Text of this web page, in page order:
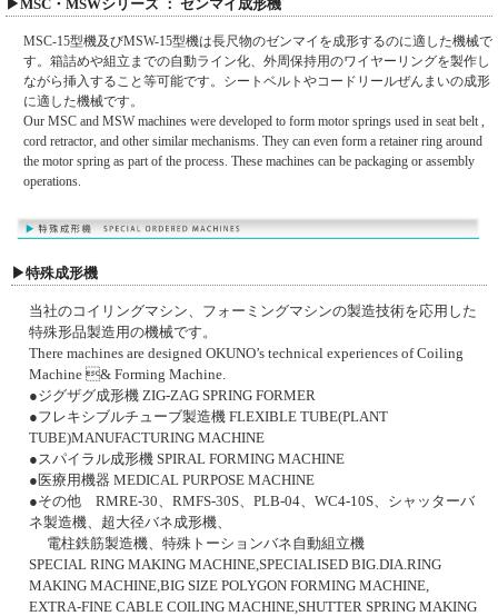
▶MSC・MSWシリーズ ： ゼンマイ成形機
MSC-15型機及びMSW-15型機は長尺物のゼンマイを成形するのに適した機械で
す。箱詰めや組立までの自動ライン化、外周保持用のワイヤーリングを製作し
ながら挿入すること等可能です。シートベルトやコードリールぜんまいの成形
に適した機械です。
Our MSC and MSW machines were developed to form motor springs used in seat belt ,
cord retractor, and other similar mechanisms. They can even form a retainer ring around
the motor spring as part of the process. These machines can be packaging or assembly
operations.
▶特殊成形機
当社のコイリングマシン、フォーミングマシンの製造技術を応用した
特殊形品製造用の機械です。
There machines are designed OKUNO’s technical experiences of Coiling
Machine & Forming Machine.
●ジグザグ成形機 ZIG-ZAG SPRING FORMER
●フレキシブルチューブ製造機 FLEXIBLE TUBE(PLANT
TUBE)MANUFACTURING MACHINE
●スパイラル成形機 SPIRAL FORMING MACHINE
●医療用機器 MEDICAL PURPOSE MACHINE
●その他 RMRE-30、RMFS-30S、PLB-04、WC4-10S、シャッターバ
ネ製造機、超大径バネ成形機、
電柱鉄筋製造機、特殊トーションバネ自動組立機
SPECIAL RING MAKING MACHINE,SPECIALISED BIG.DIA.RING
MAKING MACHINE,BIG SIZE POLYGON FORMING MACHINE,
EXTRA-FINE CABLE COILING MACHINE,SHUTTER SPRING MAKING